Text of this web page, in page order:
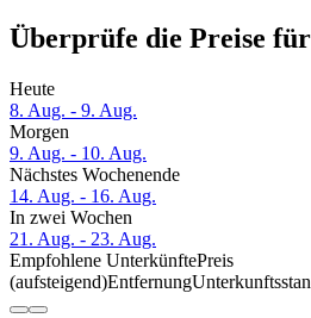
Überprüfe die Preise
Heute
8. Aug. - 9. Aug.
Morgen
9. Aug. - 10. Aug.
Nächstes Wochenende
14. Aug. - 16. Aug.
In zwei Wochen
21. Aug. - 23. Aug.
Empfohlene UnterkünftePreis
(aufsteigend)Entfernung